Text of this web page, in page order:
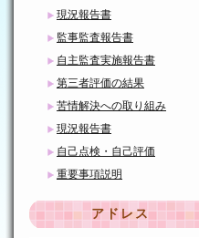
現況報告書
監事監査報告書
自主監査実施報告書
第三者評価の結果
苦情解決への取り組み
現況報告書
自己点検・自己評価
重要事項説明
アドレス